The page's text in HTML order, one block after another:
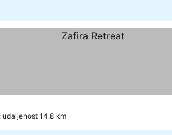
udaljenost 14.8 km